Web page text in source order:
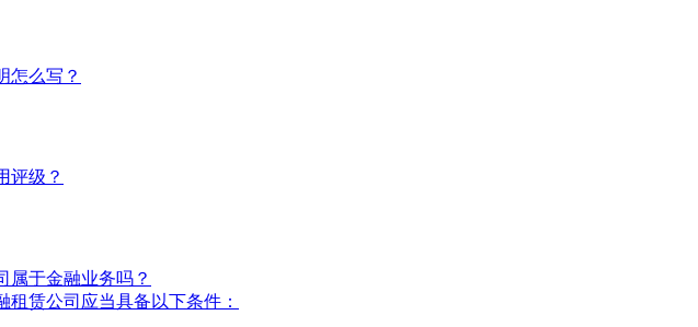
怎么写？
评级？
属于金融业务吗？
租赁公司应当具备以下条件：